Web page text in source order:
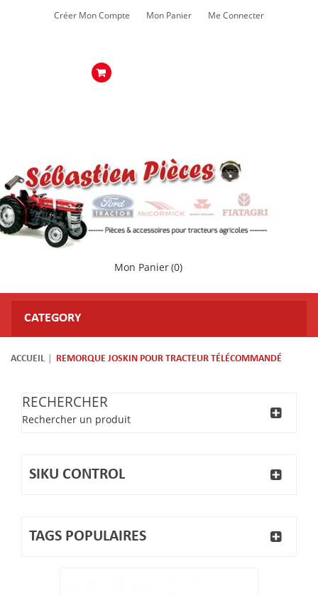
Créer Mon Compte Mon Panier Me Connecter
Mon Panier(0)
CATEGORY
ACCUEIL REMORQUE JOSKIN POUR TRACTEUR TÉLÉCOMMANDÉ
RECHERCHER
Rechercher un produit
SIKU CONTROL
TAGS POPULAIRES